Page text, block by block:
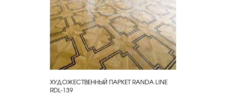
КУПИТЬ
ХУДОЖЕСТВЕННЫЙ ПАРКЕТ RANDA LINE
RDL-139